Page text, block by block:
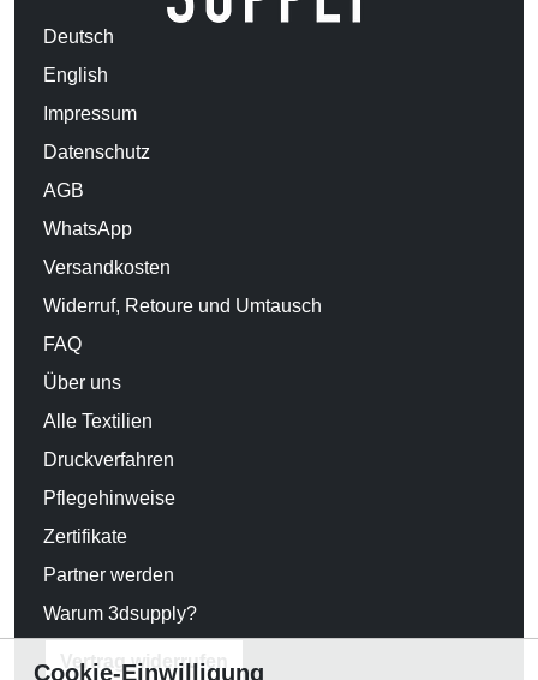
Deutsch
English
Impressum
Datenschutz
AGB
WhatsApp
Versandkosten
Widerruf, Retoure und Umtausch
FAQ
Über uns
Alle Textilien
Druckverfahren
Pflegehinweise
Zertifikate
Partner werden
Warum 3dsupply?
Vertrag widerrufen
Cookie-Einwilligung